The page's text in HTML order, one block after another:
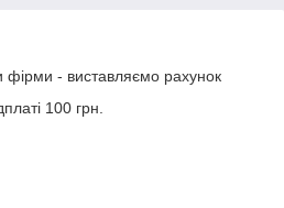
фірми - виставляємо рахунок
100 грн.